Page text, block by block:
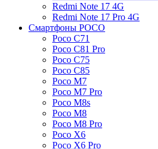
Redmi Note 17 4G
Redmi Note 17 Pro 4G
Смартфоны POCO
Poco C71
Poco C81 Pro
Poco C75
Poco C85
Poco M7
Poco M7 Pro
Poco M8s
Poco M8
Poco M8 Pro
Poco X6
Poco X6 Pro